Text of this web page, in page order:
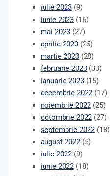
iulie 2023(9)
iunie 2023(16)
mai 2023(27)
aprilie 2023(25)
martie 2023(28)
februarie 2023(33)
ianuarie 2023(15)
decembrie 2022(17)
noiembrie 2022(25)
octombrie 2022(27)
septembrie 2022(18)
august 2022(5)
iulie 2022(9)
iunie 2022(18)